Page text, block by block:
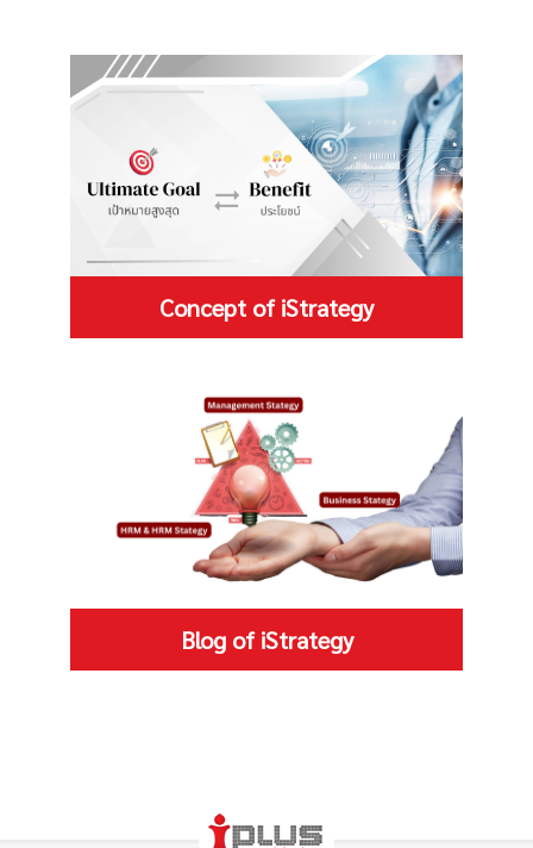
Concept of iStrategy
Blog of iStrategy